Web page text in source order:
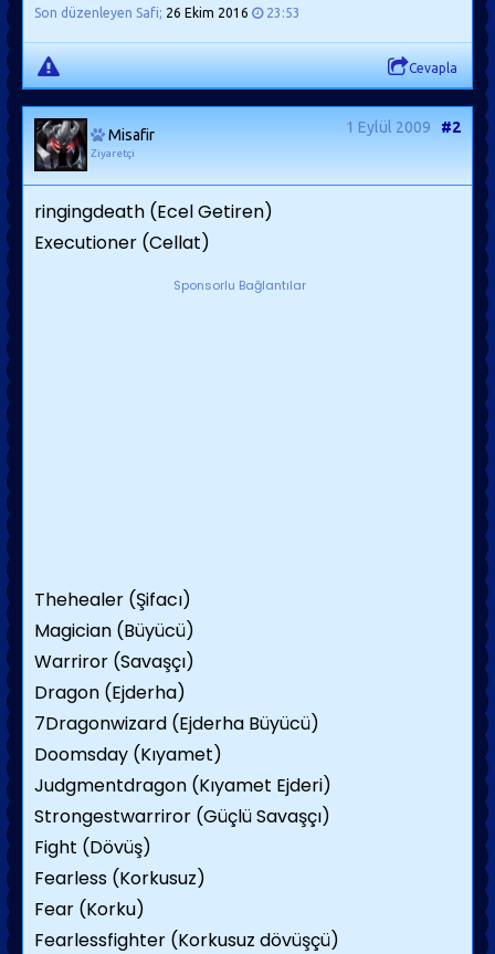
Son düzenleyen Safi; 26 Ekim 2016 23:53
Cevapla
Misafir
Ziyaretçi
1 Eylül 2009 #2
ringingdeath (Ecel Getiren)
Executioner (Cellat)
Sponsorlu Bağlantılar
Thehealer (Şifacı)
Magician (Büyücü)
Warriror (Savaşçı)
Dragon (Ejderha)
7Dragonwizard (Ejderha Büyücü)
Doomsday (Kıyamet)
Judgmentdragon (Kıyamet Ejderi)
Strongestwarriror (Güçlü Savaşçı)
Fight (Dövüş)
Fearless (Korkusuz)
Fear (Korku)
Fearlessfighter (Korkusuz dövüşçü)